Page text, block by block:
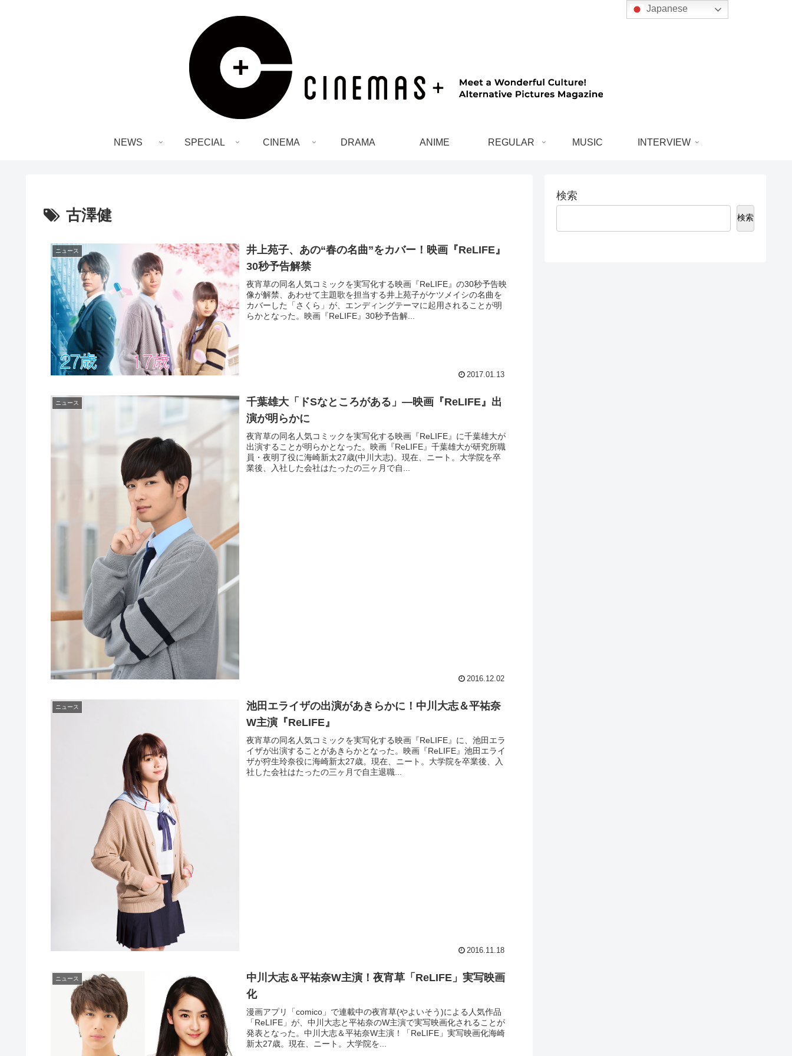
NEWS SPECIAL CINEMA DRAMA ANIME REGULAR MUSIC INTERVIEW
古澤健
ニュース
井上苑子、あの“春の名曲”をカバー！映画『ReLIFE』
30秒予告解禁
夜宵草の同名人気コミックを実写化する映画『ReLIFE』の30秒予告映
像が解禁、あわせて主題歌を担当する井上苑子がケツメイシの名曲を
カバーした「さくら」が、エンディングテーマに起用されることが明
らかとなった。映画『ReLIFE』30秒予告解...
2017.01.13
ニュース
千葉雄大「ドSなところがある」―映画『ReLIFE』出
演が明らかに
夜宵草の同名人気コミックを実写化する映画『ReLIFE』に千葉雄大が
出演することが明らかとなった。映画『ReLIFE』千葉雄大が研究所職
員・夜明了役に海崎新太27歳(中川大志)。現在、ニート。大学院を卒
業後、入社した会社はたったの三ヶ月で自...
2016.12.02
ニュース
池田エライザの出演があきらかに！中川大志＆平祐奈
W主演『ReLIFE』
夜宵草の同名人気コミックを実写化する映画『ReLIFE』に、池田エラ
イザが出演することがあきらかとなった。映画『ReLIFE』池田エライ
ザが狩生玲奈役に海崎新太27歳。現在、ニート。大学院を卒業後、入
社した会社はたったの三ヶ月で自主退職...
2016.11.18
ニュース
中川大志＆平祐奈W主演！夜宵草「ReLIFE」実写映画
化
漫画アプリ「comico」で連載中の夜宵草(やよいそう)による人気作品
「ReLIFE」が、中川大志と平祐奈のW主演で実写映画化されることが
発表となった。中川大志＆平祐奈W主演！「ReLIFE」実写映画化海崎
新太27歳。現在、ニート。大学院を...
検索
検索
Japanese